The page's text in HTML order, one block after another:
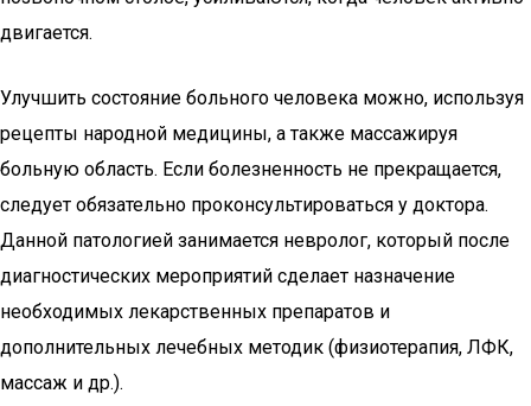
двигается.
Улучшить состояние больного человека можно, используя
рецепты народной медицины, а также массажируя
больную область. Если болезненность не прекращается,
следует обязательно проконсультироваться у доктора.
Данной патологией занимается невролог, который после
диагностических мероприятий сделает назначение
необходимых лекарственных препаратов и
дополнительных лечебных методик (физиотерапия, ЛФК,
массаж и др.).